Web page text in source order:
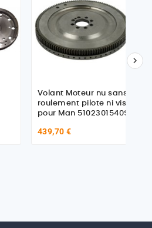
Volant Moteur nu sans
roulement pilote ni vis,
pour Man 51023015409
439,70 €
